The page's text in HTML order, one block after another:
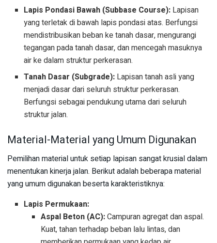
Lapis Pondasi Bawah (Subbase Course): Lapisan
yang terletak di bawah lapis pondasi atas. Berfungsi
mendistribusikan beban ke tanah dasar, mengurangi
tegangan pada tanah dasar, dan mencegah masuknya
air ke dalam struktur perkerasan.
Tanah Dasar (Subgrade): Lapisan tanah asli yang
menjadi dasar dari seluruh struktur perkerasan.
Berfungsi sebagai pendukung utama dari seluruh
struktur jalan.
Material-Material yang Umum Digunakan
Pemilihan material untuk setiap lapisan sangat krusial dalam
menentukan kinerja jalan. Berikut adalah beberapa material
yang umum digunakan beserta karakteristiknya:
Lapis Permukaan:
Aspal Beton (AC):Campuran agregat dan aspal.
Kuat, tahan terhadap beban lalu lintas, dan